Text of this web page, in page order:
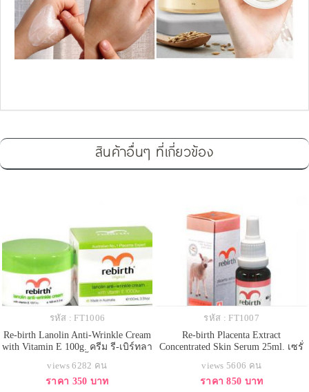
สินค้าอื่นๆ ที่เกี่ยวข้อง
รหัส : FT1006
Re-birth Lanolin Anti-Wrinkle Cream
with Vitamin E 100g. ครีม รี-เบิร์ทลา
ซึมซับง่ายไม่เหนอะหนะช่วย
ปรนนิบัติผิวคุณให้ชุ่มชื้นมีชีวิตชีวา
views 6282 คน
ราคา 350 บาท
รหัส : FT1007
Re-birth Placenta Extract
Concentrated Skin Serum 25ml. เซรั่
พร้อมวิตามินอี ที่คัดสรรแล้วว่า
ละเอียดอ่อน สามารถซึมซาบลึกถึงรู
views 5606 คน
ราคา 850 บาท